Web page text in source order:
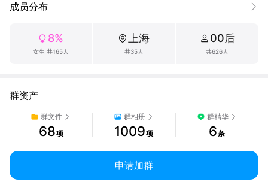
成员分布
8%
女生 共165人
上海
共35人
00后
共626人
群资产
群文件
68项
群相册
1009项
群精华
6条
申请加群